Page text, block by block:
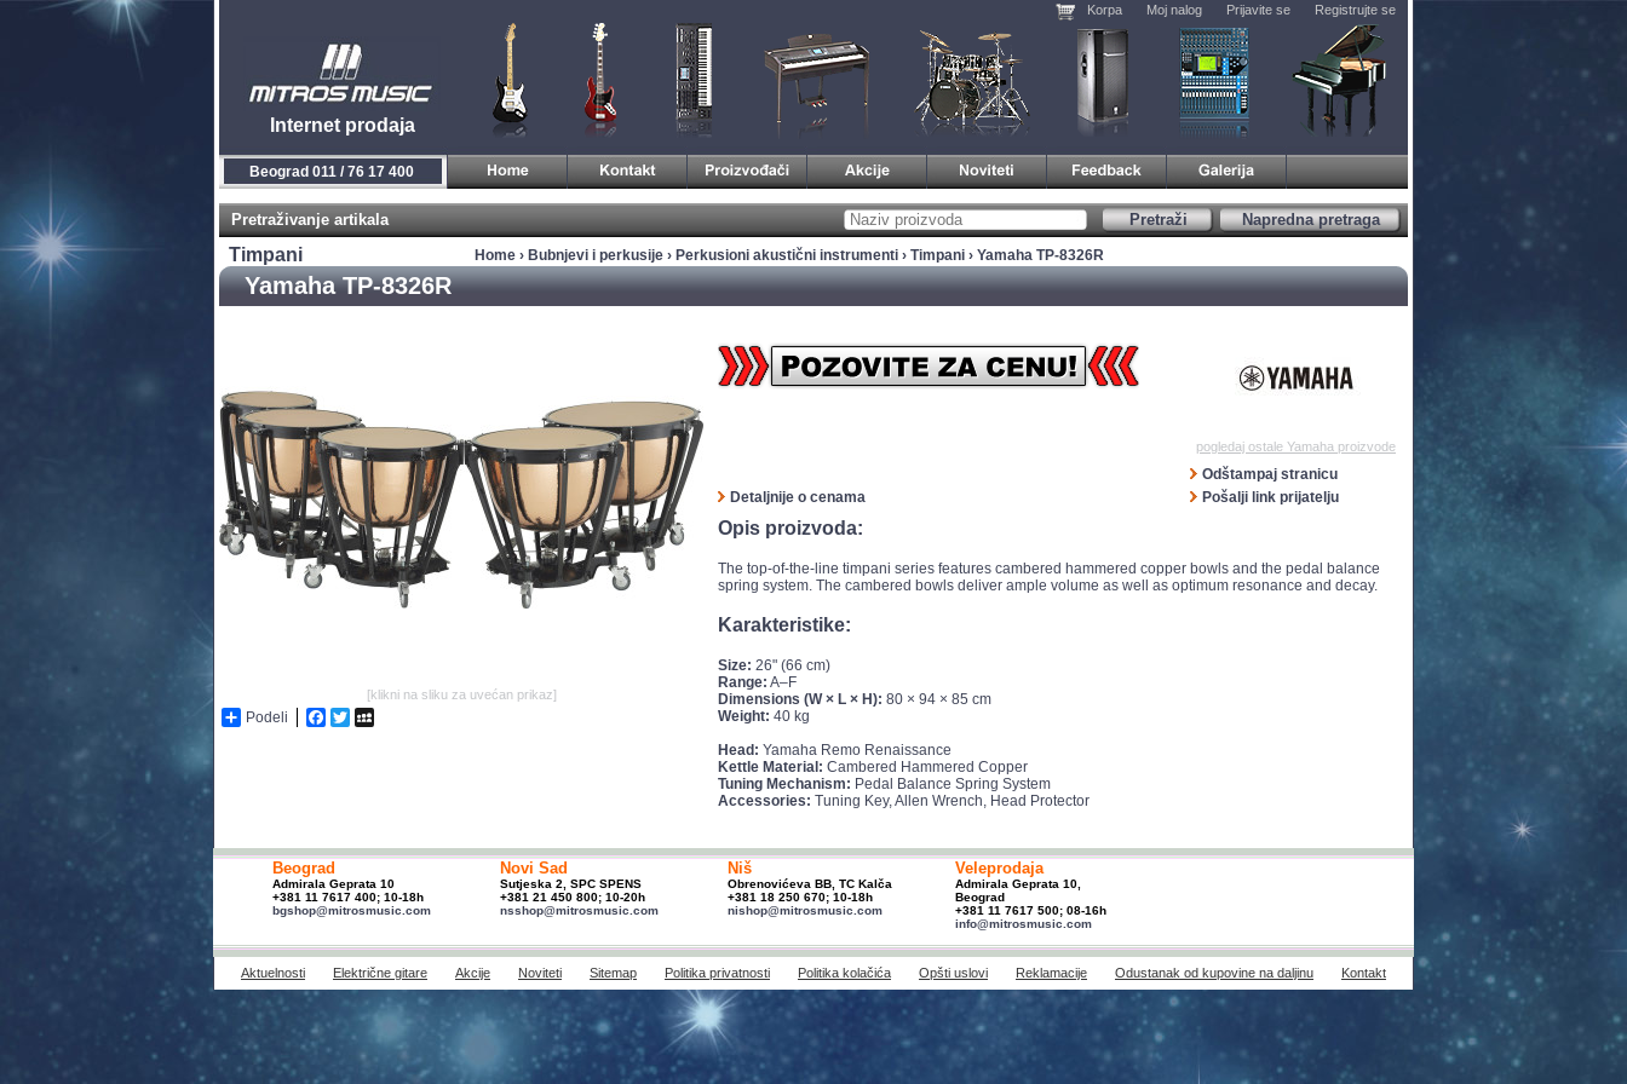
Internet prodaja
Korpa Moj nalog Prijavite se Registrujte se
Beograd 011 / 76 17 400
Pretraživanje artikala Napredna pretraga
Pretraži
Timpani Home › Bubnjevi i perkusije › Perkusioni akustični instrumenti › Timpani › Yamaha TP-8326R
Yamaha TP-8326R
[klikni na sliku za uvećan prikaz]
Podeli Facebook
Twitter
pogledaj ostale Yamaha proizvode
Odštampaj stranicu
Detaljnije o cenama
Pošalji link prijatelju
Opis proizvoda:
The top-of-the-line timpani series features cambered hammered copper bowls and the pedal balance
spring system. The cambered bowls deliver ample volume as well as optimum resonance and decay.
Karakteristike:
Size: 26" (66 cm)
Range: A–F
Dimensions (W × L × H): 80 × 94 × 85 cm
Weight: 40 kg
Head: Yamaha Remo Renaissance
Kettle Material: Cambered Hammered Copper
Tuning Mechanism: Pedal Balance Spring System
Accessories: Tuning Key, Allen Wrench, Head Protector
Beograd
Admirala Geprata 10
+381 11 7617 400; 10-18h
bgshop@mitrosmusic.com
Novi Sad
Sutjeska 2, SPC SPENS
+381 21 450 800; 10-20h
nsshop@mitrosmusic.com
Niš
Obrenovićeva BB, TC Kalča
+381 18 250 670; 10-18h
nishop@mitrosmusic.com
Veleprodaja
Admirala Geprata 10,
Beograd
+381 11 7617 500; 08-16h
info@mitrosmusic.com
Aktuelnosti Električne gitare Akcije Noviteti Sitemap Politika privatnosti Politika kolačića Opšti uslovi Reklamacije Odustanak od kupovine na daljinu Kontakt